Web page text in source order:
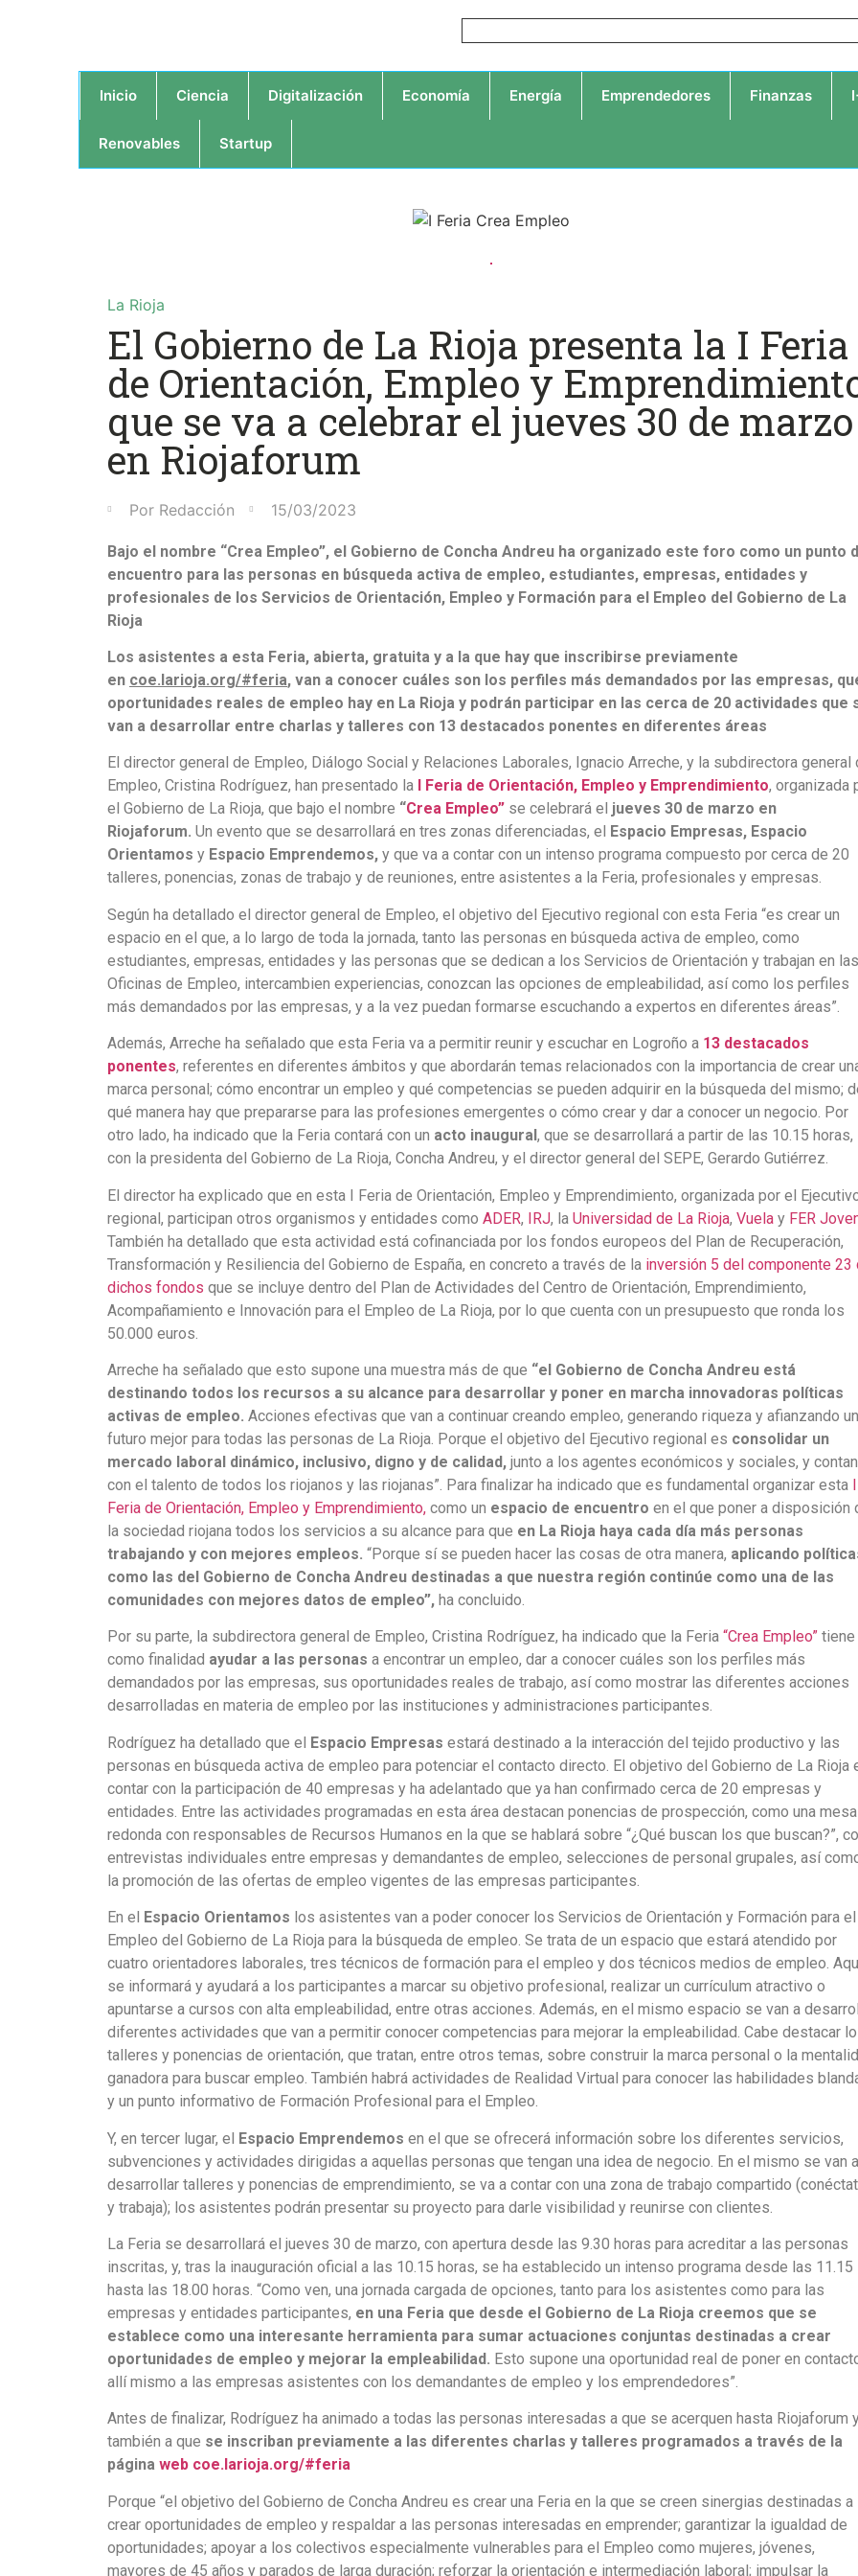
Inicio Ciencia Digitalización Economía Energía Emprendedores Finanzas
Renovables Startup
La Rioja
El Gobierno de La Rioja presenta la I Feria
de Orientación, Empleo y
que se va a celebrar el jueves 30 de marzo
en Riojaforum
Por Redacción 15/03/2023
Bajo el nombre “Crea Empleo”, el Gobierno de Concha Andreu ha organizado este foro como un punto
encuentro para las personas en búsqueda activa de empleo, estudiantes, empresas, entidades y
profesionales de los Servicios de Orientación, Empleo y Formación para el Empleo del Gobierno de La
Rioja
Los asistentes a esta Feria, abierta, gratuita y a la que hay que inscribirse previamente
en coe.larioja.org/#feria, van a conocer cuáles son los perfiles más demandados por las empresas,
oportunidades reales de empleo hay en La Rioja y podrán participar en las cerca de 20 actividades que
van a desarrollar entre charlas y talleres con 13 destacados ponentes en diferentes áreas
El director general de Empleo, Diálogo Social y Relaciones Laborales, Ignacio Arreche, y la subdirectora general
Empleo, Cristina Rodríguez, han presentado la
I Feria de Orientación, Empleo y Emprendimiento, organizada
el Gobierno de La Rioja, que bajo el nombre “Crea Empleo” se celebrará el jueves 30 de marzo en
Riojaforum. Un evento que se desarrollará en tres zonas diferenciadas, el
Espacio Empresas, Espacio
Orientamos y Espacio Emprendemos, y que va a contar con un intenso programa compuesto por cerca de 20
talleres, ponencias, zonas de trabajo y de reuniones, entre asistentes a la Feria, profesionales y empresas.
Según ha detallado el director general de Empleo, el objetivo del Ejecutivo regional con esta Feria “es crear un
espacio en el que, a lo largo de toda la jornada, tanto las personas en búsqueda activa de empleo, como
estudiantes, empresas, entidades y las personas que se dedican a los Servicios de Orientación y trabajan en las
Oficinas de Empleo, intercambien experiencias, conozcan las opciones de empleabilidad, así como los perfiles
más demandados por las empresas, y a la vez puedan formarse escuchando a expertos en diferentes áreas”.
Además, Arreche ha señalado que esta Feria va a permitir reunir y escuchar en Logroño a 13 destacados
ponentes, referentes en diferentes ámbitos y que abordarán temas relacionados con la importancia de crear
marca personal; cómo encontrar un empleo y qué competencias se pueden adquirir en la búsqueda del mismo;
qué manera hay que prepararse para las profesiones emergentes o cómo crear y dar a conocer un negocio. Por
otro lado, ha indicado que la Feria contará con un acto inaugural , que se desarrollará a partir de las 10.15 horas,
con la presidenta del Gobierno de La Rioja, Concha Andreu, y el director general del SEPE, Gerardo Gutiérrez.
El director ha explicado que en esta I Feria de Orientación, Empleo y Emprendimiento, organizada por el
regional, participan otros organismos y entidades como ADER, IRJ, la Universidad de La Rioja, Vuela y FER
También ha detallado que esta actividad está cofinanciada por los fondos europeos del Plan de Recuperación,
Transformación y Resiliencia del Gobierno de España, en concreto a través de la inversión 5 del componente 23
dichos fondos que se incluye dentro del Plan de Actividades del Centro de Orientación, Emprendimiento,
Acompañamiento e Innovación para el Empleo de La Rioja, por lo que cuenta con un presupuesto que ronda los
50.000 euros.
Arreche ha señalado que esto supone una muestra más de que “el Gobierno de Concha Andreu está
destinando todos los recursos a su alcance para desarrollar y poner en marcha innovadoras políticas
activas de empleo. Acciones efectivas que van a continuar creando empleo, generando riqueza y afianzando un
futuro mejor para todas las personas de La Rioja. Porque el objetivo del Ejecutivo regional es consolidar un
mercado laboral dinámico, inclusivo, digno y de calidad, junto a los agentes económicos y sociales, y
con el talento de todos los riojanos y las riojanas”. Para finalizar ha indicado que es fundamental organizar esta I
Feria de Orientación, Empleo y Emprendimiento, como un espacio de encuentro en el que poner a disposición
la sociedad riojana todos los servicios a su alcance para que en La Rioja haya cada día más personas
trabajando y con mejores empleos. “Porque sí se pueden hacer las cosas de otra manera, aplicando
como las del Gobierno de Concha Andreu destinadas a que nuestra región continúe como una de las
comunidades con mejores datos de empleo”, ha concluido.
Por su parte, la subdirectora general de Empleo, Cristina Rodríguez, ha indicado que la Feria “Crea Empleo” tiene
como finalidad ayudar a las personas a encontrar un empleo, dar a conocer cuáles son los perfiles más
demandados por las empresas, sus oportunidades reales de trabajo, así como mostrar las diferentes acciones
desarrolladas en materia de empleo por las instituciones y administraciones participantes.
Rodríguez ha detallado que el Espacio Empresas estará destinado a la interacción del tejido productivo y las
personas en búsqueda activa de empleo para potenciar el contacto directo. El objetivo del Gobierno de La Rioja
contar con la participación de 40 empresas y ha adelantado que ya han confirmado cerca de 20 empresas y
entidades. Entre las actividades programadas en esta área destacan ponencias de prospección, como una mesa
redonda con responsables de Recursos Humanos en la que se hablará sobre “¿Qué buscan los que buscan?”,
entrevistas individuales entre empresas y demandantes de empleo, selecciones de personal grupales, así
la promoción de las ofertas de empleo vigentes de las empresas participantes.
En el Espacio Orientamos los asistentes van a poder conocer los Servicios de Orientación y Formación para el
Empleo del Gobierno de La Rioja para la búsqueda de empleo. Se trata de un espacio que estará atendido por
cuatro orientadores laborales, tres técnicos de formación para el empleo y dos técnicos medios de empleo.
se informará y ayudará a los participantes a marcar su objetivo profesional, realizar un currículum atractivo o
apuntarse a cursos con alta empleabilidad, entre otras acciones. Además, en el mismo espacio se van a
diferentes actividades que van a permitir conocer competencias para mejorar la empleabilidad. Cabe destacar
talleres y ponencias de orientación, que tratan, entre otros temas, sobre construir la marca personal o la
ganadora para buscar empleo. También habrá actividades de Realidad Virtual para conocer las habilidades
y un punto informativo de Formación Profesional para el Empleo.
Y, en tercer lugar, el Espacio Emprendemos en el que se ofrecerá información sobre los diferentes servicios,
subvenciones y actividades dirigidas a aquellas personas que tengan una idea de negocio. En el mismo se van a
desarrollar talleres y ponencias de emprendimiento, se va a contar con una zona de trabajo compartido
y trabaja); los asistentes podrán presentar su proyecto para darle visibilidad y reunirse con clientes.
La Feria se desarrollará el jueves 30 de marzo, con apertura desde las 9.30 horas para acreditar a las personas
inscritas, y, tras la inauguración oficial a las 10.15 horas, se ha establecido un intenso programa desde las 11.15
hasta las 18.00 horas. “Como ven, una jornada cargada de opciones, tanto para los asistentes como para las
empresas y entidades participantes, en una Feria que desde el Gobierno de La Rioja creemos que se
establece como una interesante herramienta para sumar actuaciones conjuntas destinadas a crear
oportunidades de empleo y mejorar la empleabilidad. Esto supone una oportunidad real de poner en
allí mismo a las empresas asistentes con los demandantes de empleo y los emprendedores”.
Antes de finalizar, Rodríguez ha animado a todas las personas interesadas a que se acerquen hasta Riojaforum
también a que se inscriban previamente a las diferentes charlas y talleres programados a través de la
página web coe.larioja.org/#feria
Porque “el objetivo del Gobierno de Concha Andreu es crear una Feria en la que se creen sinergias destinadas a
crear oportunidades de empleo y respaldar a las personas interesadas en emprender; garantizar la igualdad de
oportunidades; apoyar a los colectivos especialmente vulnerables para el Empleo como mujeres, jóvenes,
mayores de 45 años y parados de larga duración; reforzar la orientación e intermediación laboral; impulsar la